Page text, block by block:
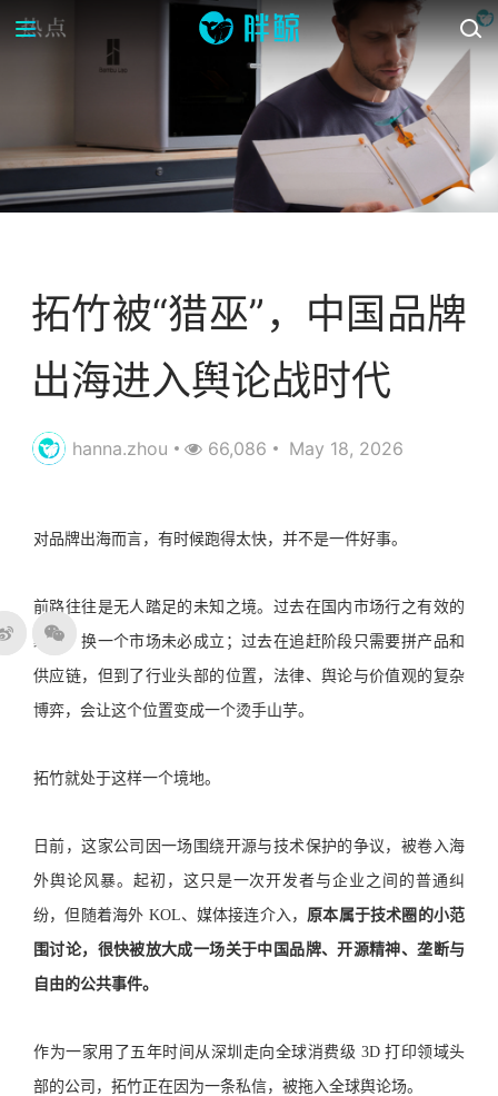
拓竹被“猎巫”，中国品牌
出海进入舆论战时代
hanna.zhou 66,086 May 18, 2026
对品牌出海而言，有时候跑得太快，并不是一件好事。
前路往往是无人踏足的未知之境。过去在国内市场行之有效的
经验，换一个市场未必成立；过去在追赶阶段只需要拼产品和
供应链，但到了行业头部的位置，法律、舆论与价值观的复杂
博弈，会让这个位置变成一个烫手山芋。
拓竹就处于这样一个境地。
日前，这家公司因一场围绕开源与技术保护的争议，被卷入海
外舆论风暴。起初，这只是一次开发者与企业之间的普通纠
纷，但随着海外 KOL、媒体接连介入， 原本属于技术圈的小范
围讨论，很快被放大成一场关于中国品牌、开源精神、垄断与
自由的公共事件。
作为一家用了五年时间从深圳走向全球消费级 3D 打印领域头
部的公司，拓竹正在因为一条私信，被拖入全球舆论场。